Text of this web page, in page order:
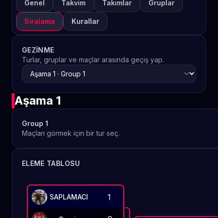
Genel Takvim Takımlar Gruplar
Sıralama Kurallar
GEZINME
Turlar, gruplar ve maçlar arasında geçiş yap.
Aşama 1
Group 1
Maçları görmek için bir tur seç.
ELEME TABLOSU
SAPLAMACI 1